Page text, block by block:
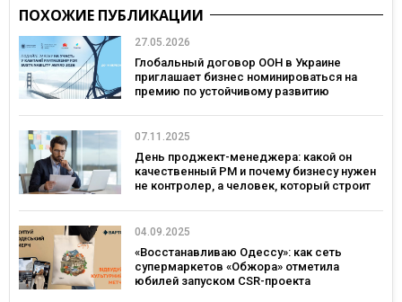
ПОХОЖИЕ ПУБЛИКАЦИИ
27.05.2026
Глобальный договор ООН в Украине
приглашает бизнес номинироваться на
премию по устойчивому развитию
07.11.2025
День проджект-менеджера: какой он
качественный PM и почему бизнесу нужен
не контролер, а человек, который строит
04.09.2025
«Восстанавливаю Одессу»: как сеть
супермаркетов «Обжора» отметила
юбилей запуском CSR-проекта